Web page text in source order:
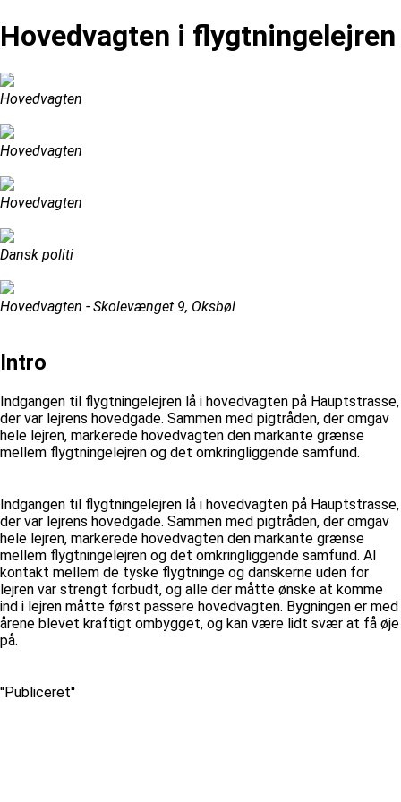
Hovedvagten i flygtningelejren
Hovedvagten
Hovedvagten
Hovedvagten
Dansk politi
Hovedvagten - Skolevænget 9, Oksbøl
Intro
Indgangen til flygtningelejren lå i hovedvagten på Hauptstrasse,
der var lejrens hovedgade. Sammen med pigtråden, der omgav
hele lejren, markerede hovedvagten den markante grænse
mellem flygtningelejren og det omkringliggende samfund.
Indgangen til flygtningelejren lå i hovedvagten på Hauptstrasse,
der var lejrens hovedgade. Sammen med pigtråden, der omgav
hele lejren, markerede hovedvagten den markante grænse
mellem flygtningelejren og det omkringliggende samfund. Al
kontakt mellem de tyske flygtninge og danskerne uden for
lejren var strengt forbudt, og alle der måtte ønske at komme
ind i lejren måtte først passere hovedvagten. Bygningen er med
årene blevet kraftigt ombygget, og kan være lidt svær at få øje
på.
''Publiceret''